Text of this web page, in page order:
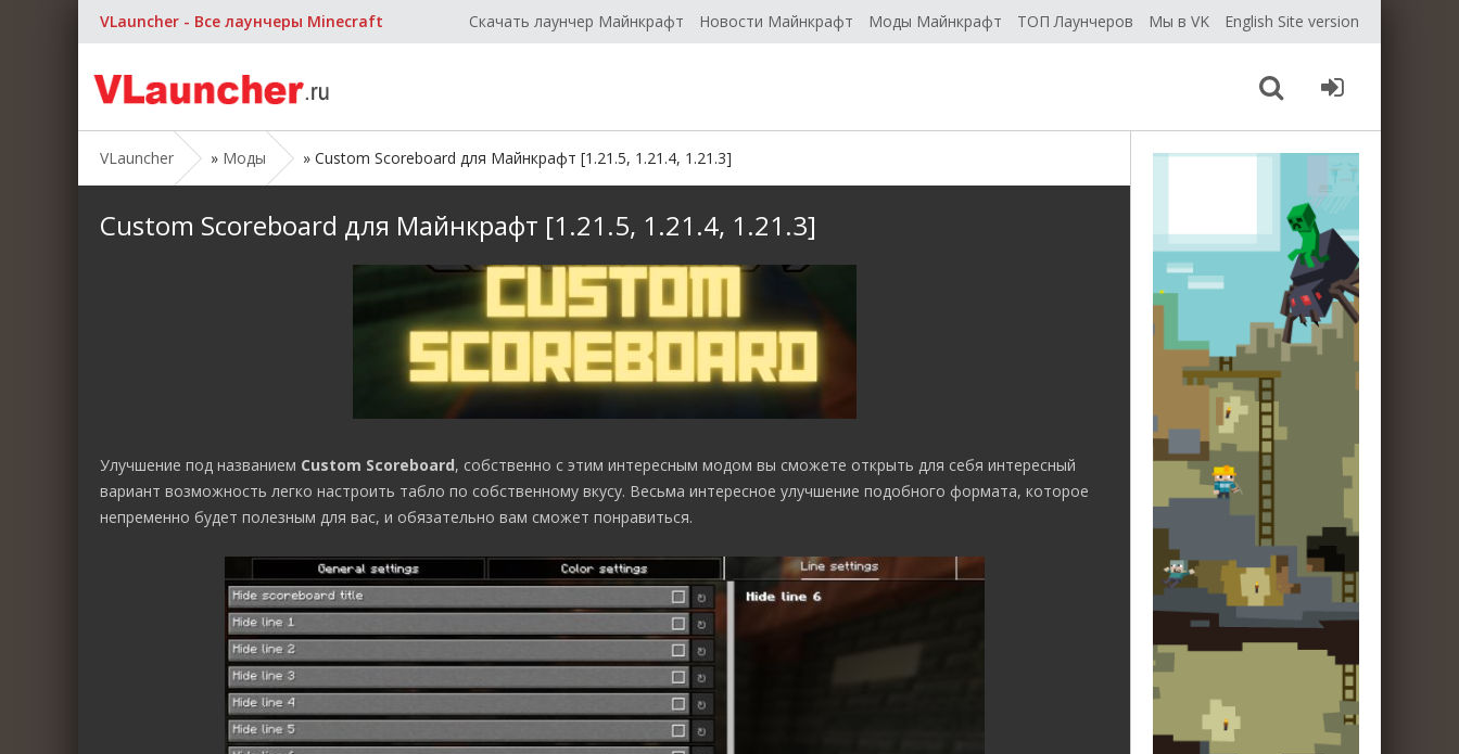
VLauncher - Все лаунчеры Minecraft Скачать лаунчер Майнкрафт Новости Майнкрафт Моды Майнкрафт ТОП Лаунчеров Мы в VK English Site version
VLauncher » Моды » Custom Scoreboard для Майнкрафт [1.21.5, 1.21.4, 1.21.3]
Custom Scoreboard для Майнкрафт [1.21.5, 1.21.4, 1.21.3]
Улучшение под названием Custom Scoreboard, собственно с этим интересным модом вы сможете открыть для себя интересный
вариант возможность легко настроить табло по собственному вкусу. Весьма интересное улучшение подобного формата, которое
непременно будет полезным для вас, и обязательно вам сможет понравиться.